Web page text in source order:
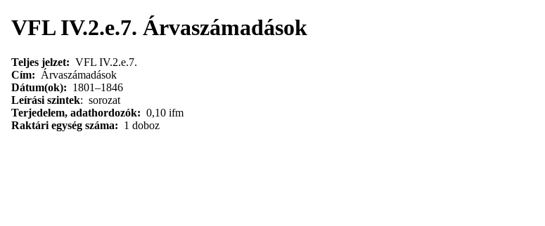
VFL IV.2.e.7. Árvaszámadások
Teljes jelzet: VFL IV.2.e.7.
Cím: Árvaszámadások
Dátum(ok): 1801–1846
Leírási szintek: sorozat
Terjedelem, adathordozók: 0,10 ifm
Raktári egység száma: 1 doboz